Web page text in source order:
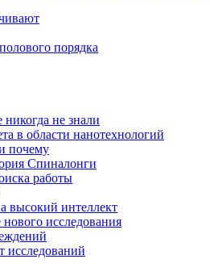
порядка
не знали
в области нанотехнологий
почему
Спиналонги
работы
высокий интеллект
исследования
исследований